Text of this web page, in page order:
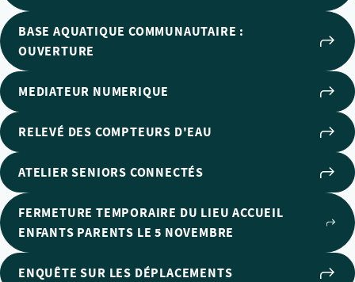
BASE AQUATIQUE COMMUNAUTAIRE :
OUVERTURE
MEDIATEUR NUMERIQUE
RELEVÉ DES COMPTEURS D'EAU
ATELIER SENIORS CONNECTÉS
FERMETURE TEMPORAIRE DU LIEU ACCUEIL
ENFANTS PARENTS LE 5 NOVEMBRE
ENQUÊTE SUR LES DÉPLACEMENTS